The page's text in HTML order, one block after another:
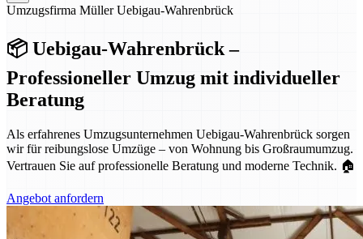
Umzugsfirma Müller Uebigau-Wahrenbrück
📦 Uebigau-Wahrenbrück –
Professioneller Umzug mit individueller
Beratung
Als erfahrenes Umzugsunternehmen Uebigau-Wahrenbrück sorgen
wir für reibungslose Umzüge – von Wohnung bis Großraumumzug.
Vertrauen Sie auf professionelle Beratung und moderne Technik. 🏠
Angebot anfordern